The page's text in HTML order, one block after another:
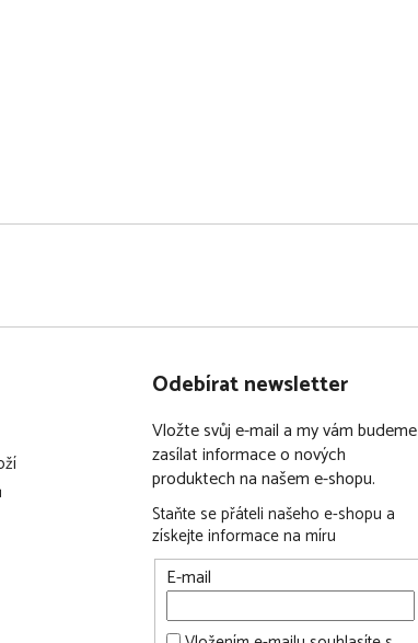
Odebírat newsletter
Vložte svůj e-mail a my vám budeme
zasílat informace o nových
produktech na našem e-shopu.
Staňte se přáteli našeho e-shopu a
získejte informace na míru
E-mail